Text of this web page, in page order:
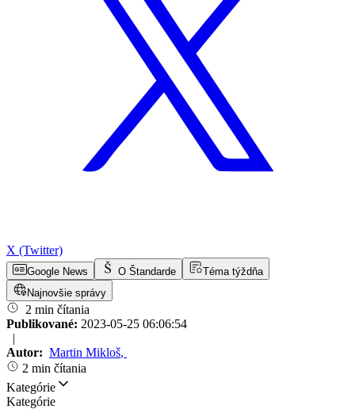
X (Twitter)
Google News O Štandarde
Téma týždňa
Najnovšie správy
2 min čítania
Publikované: 2023-05-25 06:06:54
|
Autor: Martin Mikloš,
2 min čítania
Kategórie
Kategórie